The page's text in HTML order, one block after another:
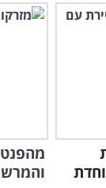
1:50
0:54